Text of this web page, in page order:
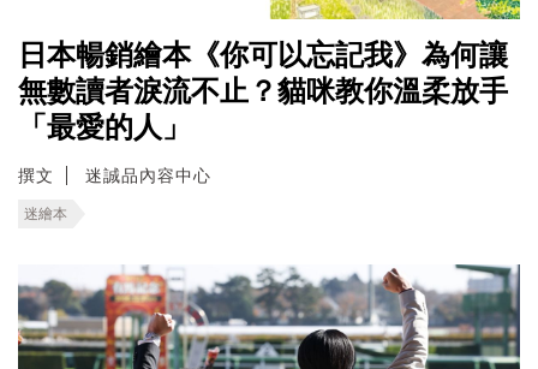
日本暢銷繪本《你可以忘記我》為何讓
無數讀者淚流不止？貓咪教你溫柔放手
「最愛的人」
撰文 迷誠品內容中心
迷繪本